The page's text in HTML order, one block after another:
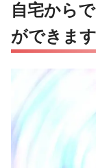
・
愛媛
・
・
・
自宅から
ができます